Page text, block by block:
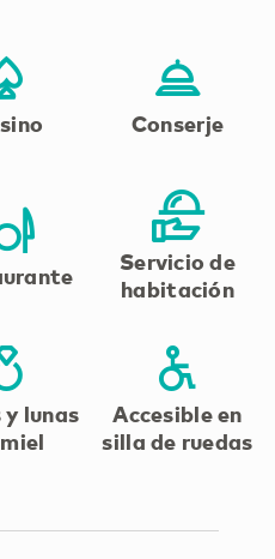
Conserje
Servicio de
habitación
y lunas
Accesible en
silla de ruedas